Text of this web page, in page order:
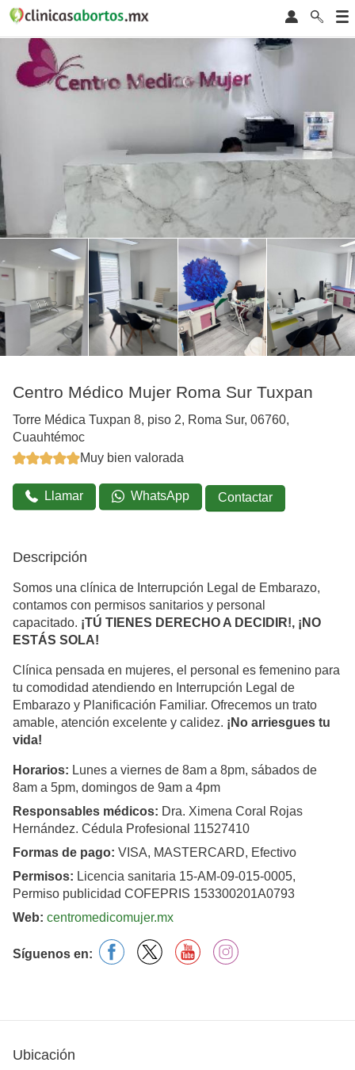
Centro Médico Mujer Roma Sur Tuxpan
Torre Médica Tuxpan 8, piso 2, Roma Sur, 06760,
Cuauhtémoc
Muy bien valorada
Llamar WhatsApp Contactar
Descripción
Somos una clínica de Interrupción Legal de Embarazo,
contamos con permisos sanitarios y personal
capacitado. ¡TÚ TIENES DERECHO A DECIDIR!, ¡NO
ESTÁS SOLA!
Clínica pensada en mujeres, el personal es femenino para
tu comodidad atendiendo en Interrupción Legal de
Embarazo y Planificación Familiar. Ofrecemos un trato
amable, atención excelente y calidez. ¡No arriesgues tu
vida!
Horarios: Lunes a viernes de 8am a 8pm, sábados de
8am a 5pm, domingos de 9am a 4pm
Responsables médicos: Dra. Ximena Coral Rojas
Hernández. Cédula Profesional 11527410
Formas de pago: VISA, MASTERCARD, Efectivo
Permisos: Licencia sanitaria 15-AM-09-015-0005,
Permiso publicidad COFEPRIS 153300201A0793
Web: centromedicomujer.mx
Síguenos en:
facebook
X youtube
Ubicación